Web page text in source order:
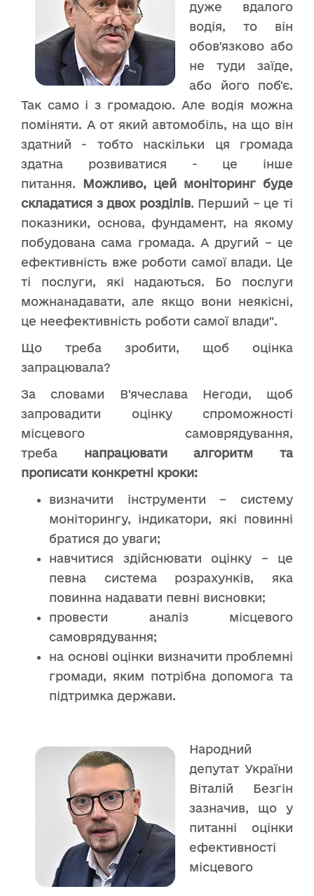
дуже вдалого
водія, то він
обов'язково або
не туди заїде,
або його поб'є.
Так само і з громадою. Але водія можна
поміняти. А от який автомобіль, на що він
здатний - тобто наскільки ця громада
здатна розвиватися - це інше
питання. Можливо, цей моніторинг буде
складатися з двох розділів. Перший – це ті
показники, основа, фундамент, на якому
побудована сама громада. А другий – це
ефективність вже роботи самої влади. Це
ті послуги, які надаються. Бо послуги
можнанадавати, але якщо вони неякісні,
це неефективність роботи самої влади".
Що треба зробити, щоб оцінка
запрацювала?
За словами В'ячеслава Негоди, щоб
запровадити оцінку спроможності
місцевого самоврядування,
треба напрацювати алгоритм та
прописати конкретні кроки:
визначити інструменти – систему
моніторингу, індикатори, які повинні
братися до уваги;
навчитися здійснювати оцінку – це
певна система розрахунків, яка
повинна надавати певні висновки;
провести аналіз місцевого
самоврядування;
на основі оцінки визначити проблемні
громади, яким потрібна допомога та
підтримка держави.
Народний
депутат України
Віталій Безгін
зазначив, що у
питанні оцінки
ефективності
місцевого